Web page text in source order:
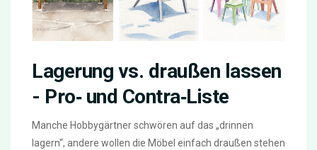
Lagerung vs. draußen lassen
- Pro‑ und Contra‑Liste
Manche Hobbygärtner schwören auf das „drinnen
lagern“, andere wollen die Möbel einfach draußen stehen